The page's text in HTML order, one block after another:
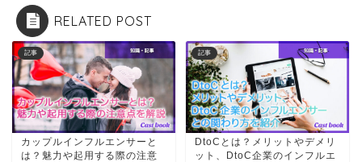
RELATED POST
記事
カップルインフルエンサーと
は？魅力や起用する際の注意
記事
DtoCとは？メリットやデメリ
ット、DtoC企業のインフルエ